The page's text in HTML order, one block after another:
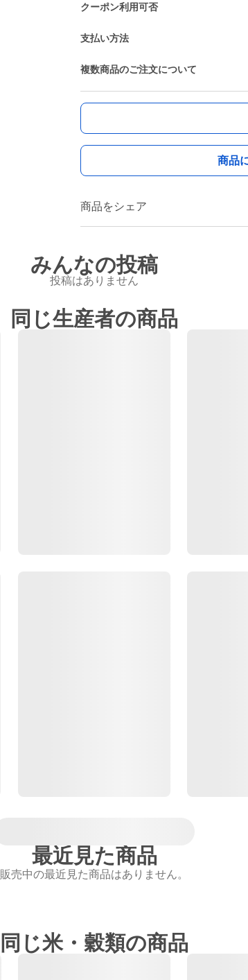
クーポン利用可否
支払い方法
複数商品のご注文について
商品
商品をシェア
みんなの投稿
投稿はありません
同じ生産者の商品
最近見た商品
販売中の最近見た商品はありません。
同じ米・穀類の商品